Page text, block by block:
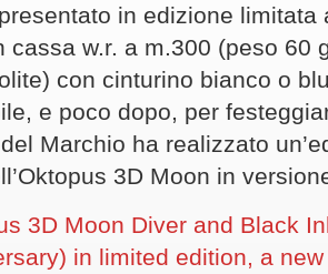
in edizione limitata
cassa w.r. a m.300 (peso 60
con cinturino bianco o
e poco dopo, per
Marchio ha realizzato
3D Moon in
3D Moon Diver and Black
in limited edition, a